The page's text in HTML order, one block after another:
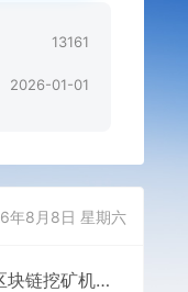
13161
2026-01-01
年8月8日 星期六
最新海外区块链挖矿机器人源码发布，支持高效自动化挖矿